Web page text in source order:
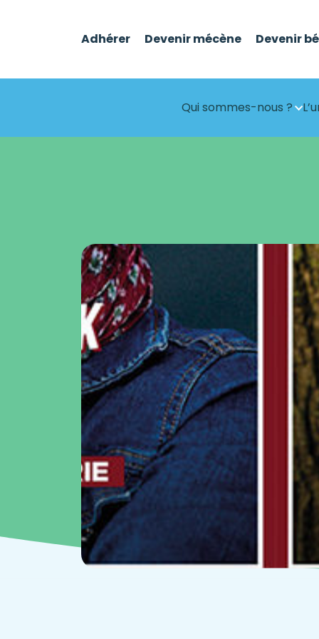
Adhérer Devenir mécène Devenir
Qui sommes-nous ?